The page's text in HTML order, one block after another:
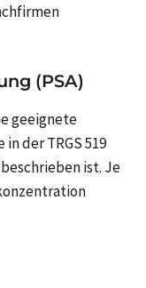
(PSA)
geeignete
der TRGS 519
ist. Je